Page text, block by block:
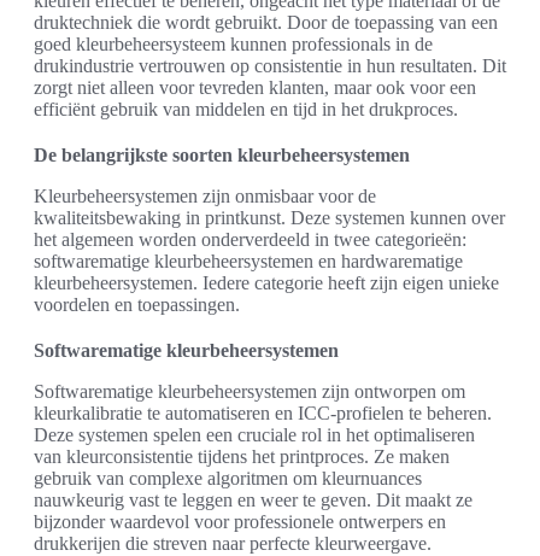
druktechniek die wordt gebruikt. Door de toepassing van een
goed kleurbeheersysteem kunnen professionals in de
drukindustrie vertrouwen op consistentie in hun resultaten. Dit
zorgt niet alleen voor tevreden klanten, maar ook voor een
efficiënt gebruik van middelen en tijd in het drukproces.
De belangrijkste soorten kleurbeheersystemen
Kleurbeheersystemen zijn onmisbaar voor de
kwaliteitsbewaking in printkunst. Deze systemen kunnen over
het algemeen worden onderverdeeld in twee categorieën:
softwarematige kleurbeheersystemen en hardwarematige
kleurbeheersystemen. Iedere categorie heeft zijn eigen unieke
voordelen en toepassingen.
Softwarematige kleurbeheersystemen
Softwarematige kleurbeheersystemen zijn ontworpen om
kleurkalibratie te automatiseren en ICC-profielen te beheren.
Deze systemen spelen een cruciale rol in het optimaliseren
van kleurconsistentie tijdens het printproces. Ze maken
gebruik van complexe algoritmen om kleurnuances
nauwkeurig vast te leggen en weer te geven. Dit maakt ze
bijzonder waardevol voor professionele ontwerpers en
drukkerijen die streven naar perfecte kleurweergave.